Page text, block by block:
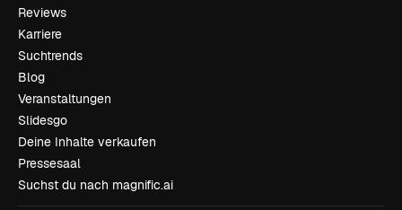
Reviews
Karriere
Suchtrends
Blog
Veranstaltungen
Slidesgo
Deine Inhalte verkaufen
Pressesaal
Suchst du nach magnific.ai